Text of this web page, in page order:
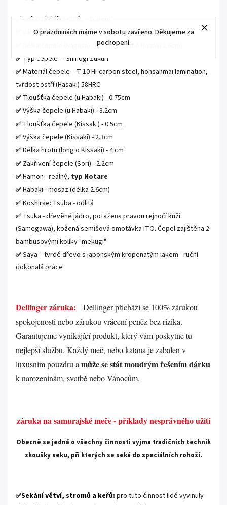
O prázdninách máme v sobotu zavřeno. Děkujeme za
pochopení.
✅Celková délka meče - 100 cm
Váha meče - 1350 g včetně saya
Délka čepele (Nagasa) – 73 cm (včetně Habaki 2.6cm)
✅Typ čepele – Shinogi Zukuri
✅Materiál čepele – T-10 Hi-carbon steel, honsanmai lamination,
tvrdost ostří (Hasaki) 58HRC
✅ Tloušťka čepele (u Habaki) - 0.75cm
✅Výška čepele (u Habaki) - 3.2cm
✅ Tloušťka čepele (Kissaki) - 0.5cm
✅Výška čepele (Kissaki) - 2.3cm
✅Délka hrotu (long o Kissaki) - 4 cm
✅ Zakřivení čepele (Sori) - 2.2cm
✅Hamon - reálný, typ Notare
✅Habaki - mosaz (délka 2.6cm)
✅Koshirae: Tsuba - odlitá
✅ Tsuka - dřevěné jádro, potažena pravou rejnočí kůží
(Samegawa), kožená semišová omotávka ITO. Čepel zajištěna 2
bambusovými kolíky "mekugi"
✅Saya – tvrdé dřevo s japonským kropenatým lakem - ruční
dokonalá práce
Dellinger záruka:
Dellinger přichází se 100% zárukou
spokojenosti nebo zárukou vrácení peněz bez rizika.
Garantujeme vynikající produkt, který vám poskytne tu
nejlepší službu. Každý meč, nebo katana je zabalen v
luxusním pouzdru a může se stát moudrým řešením dárku
k narozeninám, svatbě nebo Vánocům.
záruka na samurajské meče - příklady nesprávného užití
Obecně se jedná o všechny činnosti vyjma tradičních technik
zkoušky seku, při kterých se seká do speciálních rohoží.
✅Sekání větví, stromů a keřů: pro tuto činnost lidé vyvinuly